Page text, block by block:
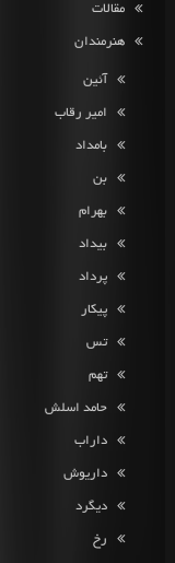
مقالات
هنرمندان
آئین
امیر رقاب
بامداد
بن
بهرام
بیداد
پرداد
پیکار
تس
تهم
حامد اسلش
داراب
داریوش
دیگرد
رخ